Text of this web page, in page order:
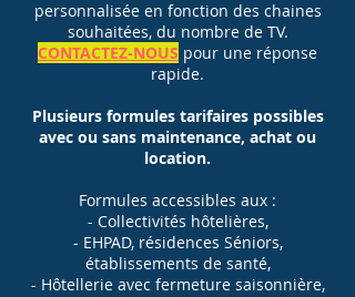
personnalisée en fonction des chaines
souhaitées, du nombre de TV.
CONTACTEZ-NOUS pour une réponse
rapide.
Plusieurs formules tarifaires possibles
avec ou sans maintenance, achat ou
location.
Formules accessibles aux :
- Collectivités hôtelières,
- EHPAD, résidences Séniors,
établissements de santé,
- Hôtellerie avec fermeture saisonnière,